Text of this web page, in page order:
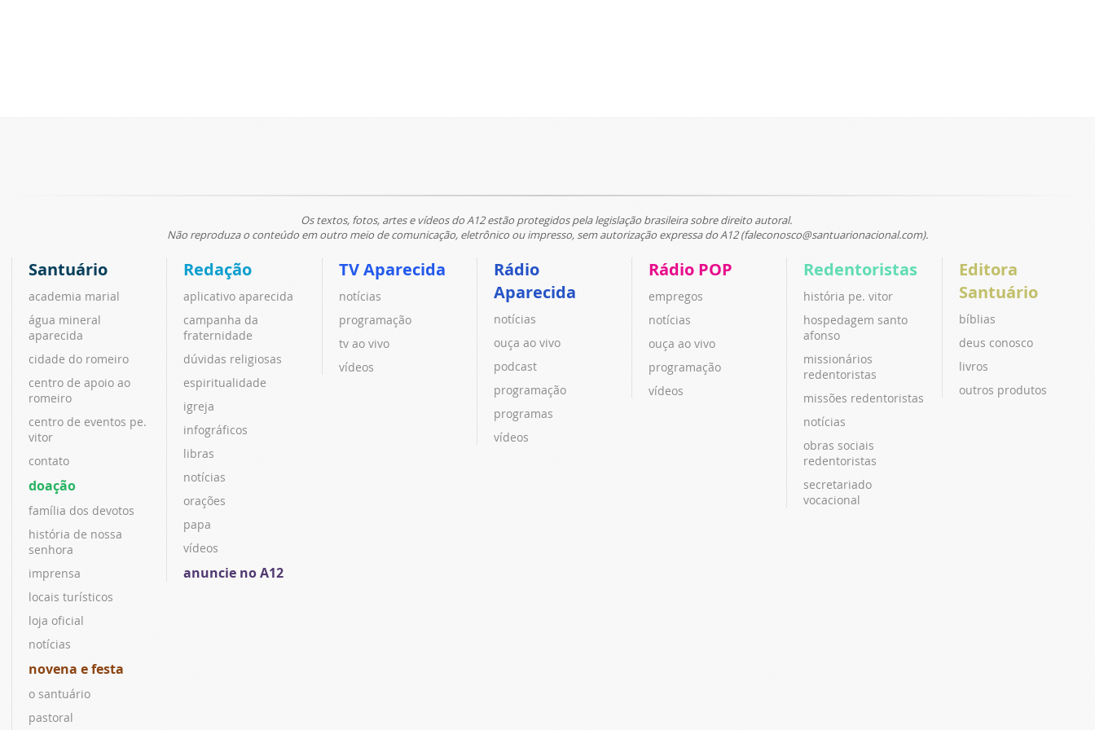
Os textos, fotos, artes e vídeos do A12 estão protegidos pela legislação brasileira sobre direito autoral.
Não reproduza o conteúdo em outro meio de comunicação, eletrônico ou impresso, sem autorização expressa do A12 (faleconosco@santuarionacional.com).
Santuário
academia marial
água mineral
aparecida
cidade do romeiro
centro de apoio ao
romeiro
centro de eventos pe.
vitor
contato
doação
família dos devotos
história de nossa
senhora
imprensa
locais turísticos
loja oficial
notícias
novena e festa
o santuário
pastoral
Redação
aplicativo aparecida
campanha da
fraternidade
dúvidas religiosas
espiritualidade
igreja
infográficos
libras
notícias
orações
papa
vídeos
anuncie no A12
TV Aparecida
notícias
programação
tv ao vivo
vídeos
Rádio
Aparecida
notícias
ouça ao vivo
podcast
programação
programas
vídeos
Rádio POP
empregos
notícias
ouça ao vivo
programação
vídeos
Redentoristas
história pe. vitor
hospedagem santo
afonso
missionários
redentoristas
missões redentoristas
notícias
obras sociais
redentoristas
secretariado
vocacional
Editora
Santuário
bíblias
deus conosco
livros
outros produtos